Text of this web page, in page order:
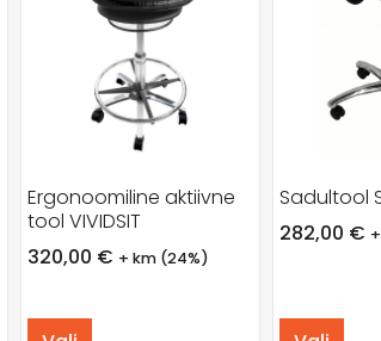
Ergonoomiline aktiivne
tool VIVIDSIT
320,00 € + km (24%)
Sadultool
282,00 €